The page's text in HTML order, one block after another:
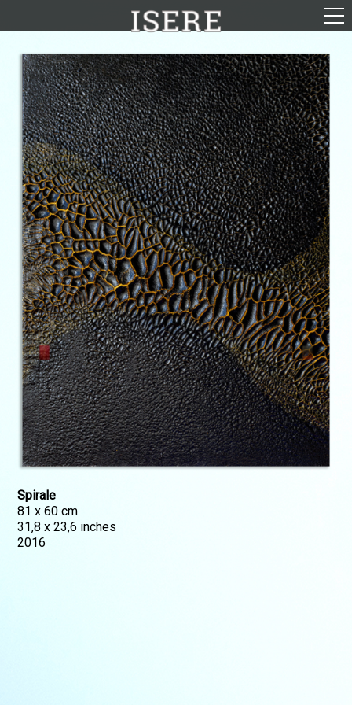
English (US)
Français
Portrait
Parcours
Galerie
Photomontages
Contact
Téléchargements
Spirale
81 x 60 cm
31,8 x 23,6 inches
2016